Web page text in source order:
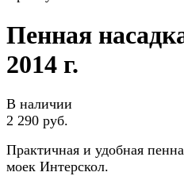
Пенная
2014 г.
В наличии
2 290 руб.
Практичная и удобная
моек Интерскол.